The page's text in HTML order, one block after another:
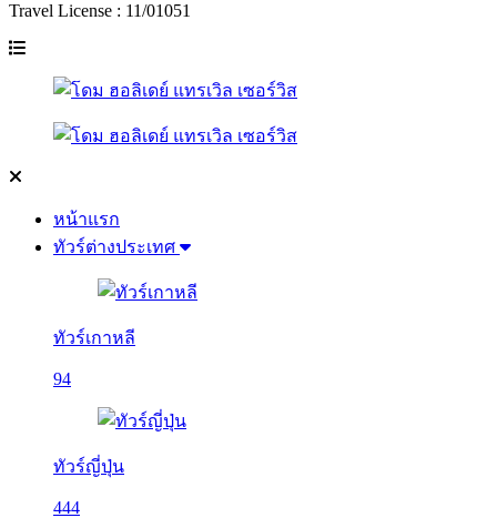
Travel License : 11/01051
หน้าแรก
ทัวร์ต่างประเทศ
ทัวร์เกาหลี
94
ทัวร์ญี่ปุ่น
444